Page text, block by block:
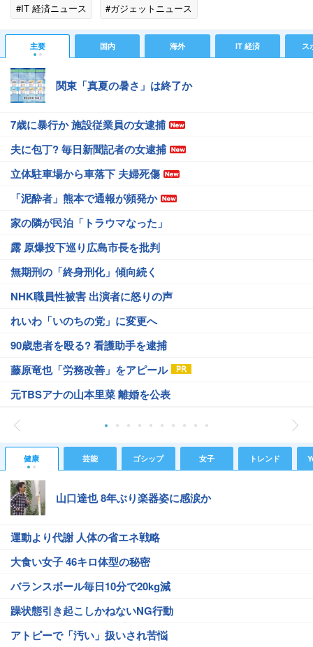
#IT 経済ニュース #ガジェットニュース
主要 国内 海外 IT 経済 ス
関東「真夏の暑さ」は終了か
7歳に暴行か 施設従業員の女逮捕
夫に包丁? 毎日新聞記者の女逮捕
立体駐車場から車落下 夫婦死傷
「泥酔者」熊本で通報が頻発か
家の隣が民泊「トラウマなった」
露 原爆投下巡り広島市長を批判
無期刑の「終身刑化」傾向続く
NHK職員性被害 出演者に怒りの声
れいわ「いのちの党」に変更へ
90歳患者を殴る? 看護助手を逮捕
藤原竜也「労務改善」をアピール
元TBSアナの山本里菜 離婚を公表
健康 芸能 ゴシップ 女子 トレンド
山口達也 8年ぶり楽器姿に感涙か
運動より代謝 人体の省エネ戦略
大食い女子 46キロ体型の秘密
バランスボール毎日10分で20kg減
躁状態引き起こしかねないNG行動
アトピーで「汚い」扱いされ苦悩